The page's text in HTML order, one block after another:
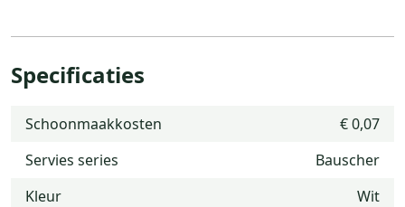
Specificaties
Schoonmaakkosten
€ 0,07
Servies series
Bauscher
Kleur
Wit